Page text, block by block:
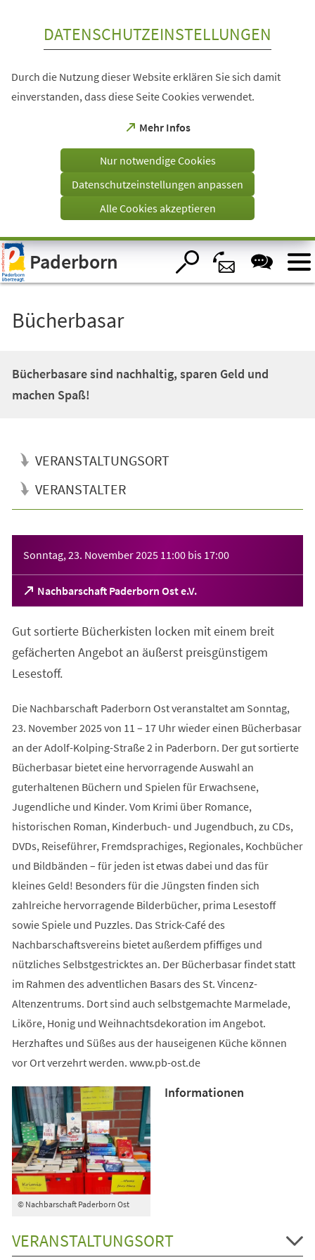
Visuelle
Assistenzsoftware
öffnen.
DATENSCHUTZEINSTELLUNGEN
Durch die Nutzung dieser Website erklären Sie sich damit
einverstanden, dass diese Seite Cookies verwendet.
Mehr Infos
(Öffnet
einem
Tab)
Nur notwendige Cookies
Datenschutzeinstellungen anpassen
Alle Cookies akzeptieren
Paderborn
Bücherbasar
Bücherbasare sind nachhaltig, sparen Geld und
machen Spaß!
VERANSTALTUNGSORT
VERANSTALTER
Sonntag, 23. November 2025 11:00 bis 17:00
Nachbarschaft Paderborn Ost e.V.
(Öffnet
in
neuen
Tab)
Gut sortierte Bücherkisten locken mit einem breit
gefächerten Angebot an äußerst preisgünstigem
Lesestoff.
Die Nachbarschaft Paderborn Ost veranstaltet am Sonntag,
23. November 2025 von 11 – 17 Uhr wieder einen Bücherbasar
an der Adolf-Kolping-Straße 2 in Paderborn. Der gut sortierte
Bücherbasar bietet eine hervorragende Auswahl an
guterhaltenen Büchern und Spielen für Erwachsene,
Jugendliche und Kinder. Vom Krimi über Romance,
historischen Roman, Kinderbuch- und Jugendbuch, zu CDs,
DVDs, Reiseführer, Fremdsprachiges, Regionales, Kochbücher
und Bildbänden – für jeden ist etwas dabei und das für
kleines Geld! Besonders für die Jüngsten finden sich
zahlreiche hervorragende Bilderbücher, prima Lesestoff
sowie Spiele und Puzzles. Das Strick-Café des
Nachbarschaftsvereins bietet außerdem pfiffiges und
nützliches Selbstgestricktes an. Der Bücherbasar findet statt
im Rahmen des adventlichen Basars des St. Vincenz-
Altenzentrums. Dort sind auch selbstgemachte Marmelade,
Liköre, Honig und Weihnachtsdekoration im Angebot.
Herzhaftes und Süßes aus der hauseigenen Küche können
vor Ort verzehrt werden. www.pb-ost.de
© Nachbarschaft Paderborn Ost
Informationen
VERANSTALTUNGSORT